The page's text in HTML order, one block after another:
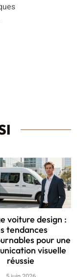
voiture design :
tendances
pour une
visuelle
réussie